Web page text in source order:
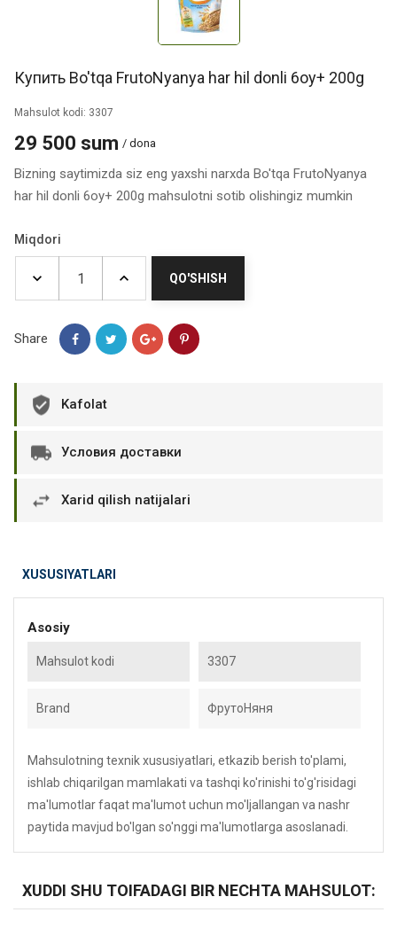
Купить Bo'tqa FrutoNyanya har hil donli 6oy+ 200g
Mahsulot kodi: 3307
29 500 sum / dona
Bizning saytimizda siz eng yaxshi narxda Bo'tqa FrutoNyanya
har hil donli 6oy+ 200g mahsulotni sotib olishingiz mumkin
Miqdori
QO'SHISH
Share
Kafolat
Условия доставки
Xarid qilish natijalari
XUSUSIYATLARI
Asosiy
Mahsulot kodi 3307
Brand ФрутоНяня
Mahsulotning texnik xususiyatlari, etkazib berish to'plami,
ishlab chiqarilgan mamlakati va tashqi ko'rinishi to'g'risidagi
ma'lumotlar faqat ma'lumot uchun mo'ljallangan va nashr
paytida mavjud bo'lgan so'nggi ma'lumotlarga asoslanadi.
XUDDI SHU TOIFADAGI BIR NECHTA MAHSULOT: